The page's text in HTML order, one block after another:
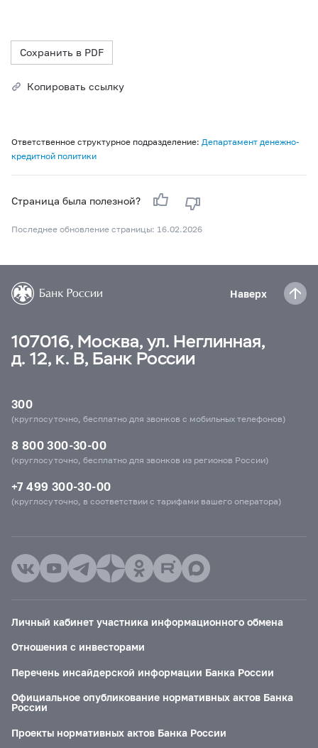
Сохранить в PDF
Копировать ссылку
Ответственное структурное подразделение: Департамент денежно-
кредитной политики
Страница была полезной?
Последнее обновление страницы: 16.02.2026
Наверх
107016, Москва, ул. Неглинная,
д. 12, к. В, Банк России
300
(круглосуточно, бесплатно для звонков с мобильных телефонов)
8 800 300-30-00
(круглосуточно, бесплатно для звонков из регионов России)
+7 499 300-30-00
(круглосуточно, в соответствии с тарифами вашего оператора)
Личный кабинет участника информационного обмена
Отношения с инвесторами
Перечень инсайдерской информации Банка России
Официальное опубликование нормативных актов Банка
России
Проекты нормативных актов Банка России